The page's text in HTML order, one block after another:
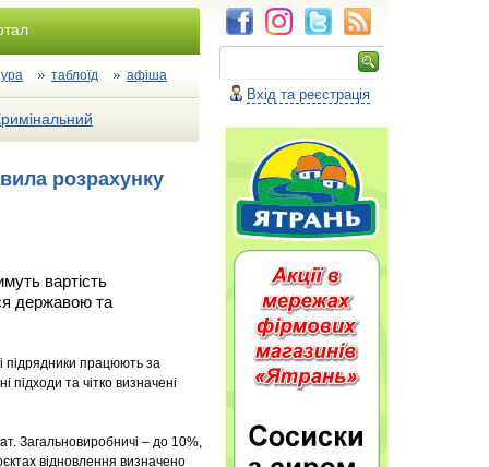
таблоїд афіша
розрахунку
вартість
державою та
підрядники працюють за
та чітко визначені
Загальновиробничі – до 10%,
відновлення визначено
Вхід та реєстрація